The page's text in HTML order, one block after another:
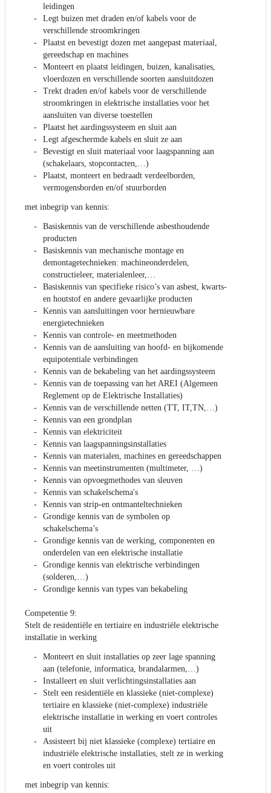
leidingen
Legt buizen met draden en/of kabels voor de
verschillende stroomkringen
Plaatst en bevestigt dozen met aangepast materiaal,
gereedschap en machines
Monteert en plaatst leidingen, buizen, kanalisaties,
vloerdozen en verschillende soorten aansluitdozen
Trekt draden en/of kabels voor de verschillende
stroomkringen in elektrische installaties voor het
aansluiten van diverse toestellen
Plaatst het aardingssysteem en sluit aan
Legt afgeschermde kabels en sluit ze aan
Bevestigt en sluit materiaal voor laagspanning aan
(schakelaars, stopcontacten,…)
Plaatst, monteert en bedraadt verdeelborden,
vermogensborden en/of stuurborden
met inbegrip van kennis:
Basiskennis van de verschillende asbesthoudende
producten
Basiskennis van mechanische montage en
demontagetechnieken: machineonderdelen,
constructieleer, materialenleer,…
Basiskennis van specifieke risico’s van asbest, kwarts-
en houtstof en andere gevaarlijke producten
Kennis van aansluitingen voor hernieuwbare
energietechnieken
Kennis van controle- en meetmethoden
Kennis van de aansluiting van hoofd- en bijkomende
equipotentiale verbindingen
Kennis van de bekabeling van het aardingssysteem
Kennis van de toepassing van het AREI (Algemeen
Reglement op de Elektrische Installaties)
Kennis van de verschillende netten (TT, IT,TN,…)
Kennis van een grondplan
Kennis van elektriciteit
Kennis van laagspanningsinstallaties
Kennis van materialen, machines en gereedschappen
Kennis van meetinstrumenten (multimeter, …)
Kennis van opvoegmethodes van sleuven
Kennis van schakelschema's
Kennis van strip-en ontmanteltechnieken
Grondige kennis van de symbolen op
schakelschema’s
Grondige kennis van de werking, componenten en
onderdelen van een elektrische installatie
Grondige kennis van elektrische verbindingen
(solderen,…)
Grondige kennis van types van bekabeling
Competentie 9:
Stelt de residentiële en tertiaire en industriële elektrische
installatie in werking
Monteert en sluit installaties op zeer lage spanning
aan (telefonie, informatica, brandalarmen,…)
Installeert en sluit verlichtingsinstallaties aan
Stelt een residentiële en klassieke (niet-complexe)
tertiaire en klassieke (niet-complexe) industriële
elektrische installatie in werking en voert controles
uit
Assisteert bij niet klassieke (complexe) tertiaire en
industriële elektrische installaties, stelt ze in werking
en voert controles uit
met inbegrip van kennis: